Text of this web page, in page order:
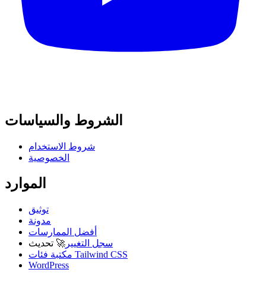
الشروط والسياسات
شروط الاستخدام
الخصوصية
الموارد
توثيق
مدونة
أفضل الممارسات
سجل التغيير 🚀 تحديث
مكتبة فئات Tailwind CSS
WordPress